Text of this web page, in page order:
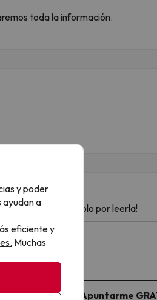
toda la información.
a sorteos solo por leerla!
y poder
a
eficiente y
Muchas